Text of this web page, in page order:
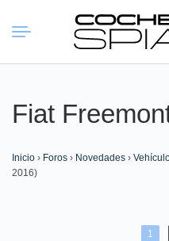
Buscar:
Fiat
Inicio › Foros › Novedades ›
2016)
1